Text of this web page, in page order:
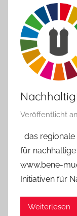
Veröffentlicht
das
für
www.bene-
Initiativen für
Weiterlesen